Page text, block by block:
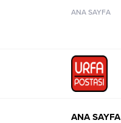
ANA SAYFA
ANA SAYFA